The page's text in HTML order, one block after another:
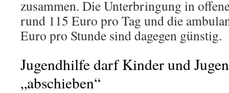
zusammen. Die Unterbringung in
rund 115 Euro pro Tag und die
Euro pro Stunde sind dagegen günstig.
Jugendhilfe darf Kinder und
„abschieben“